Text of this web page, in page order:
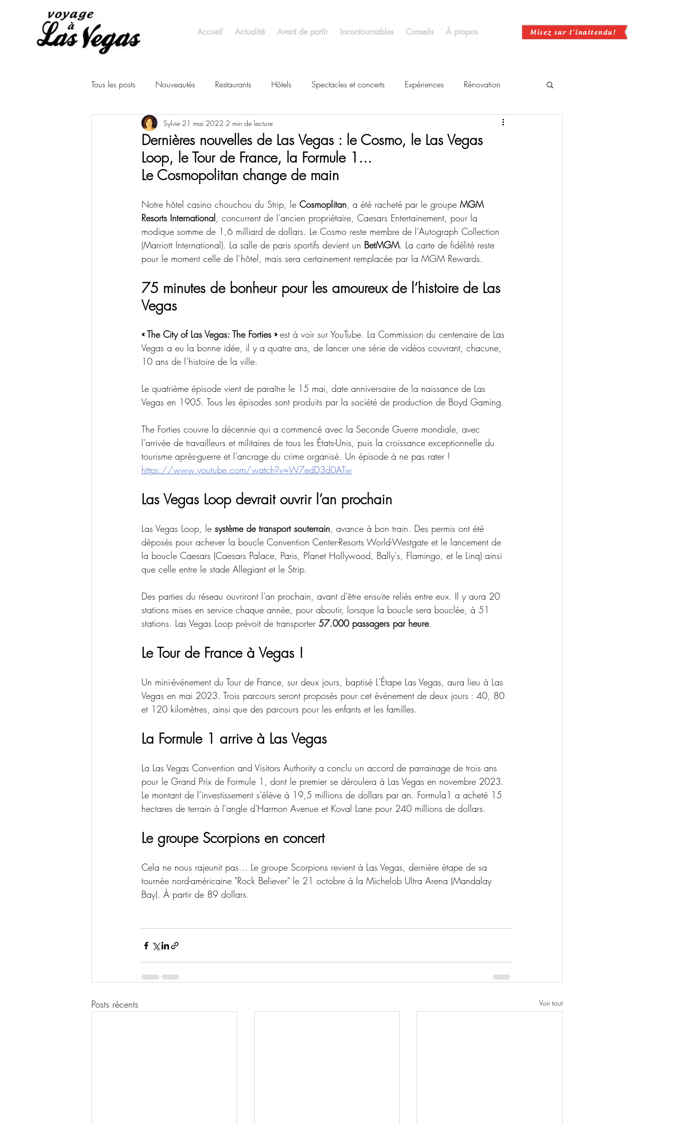
Accueil Actualité Avant de partir Incontournables Conseils À propos
Tous les posts Nouveautés Restaurants Hôtels Spectacles et concerts Expériences Rénovation
Événements
Dernières nouvelles de Las Vegas : le Cosmo, le Las Vegas
Loop, le Tour de France, la Formule 1...
Sylvie 21 mai 2022 2 min de lecture
Le Cosmopolitan change de main
Notre hôtel casino chouchou du Strip, le Cosmoplitan, a été racheté par le groupe MGM
Resorts International, concurrent de l'ancien propriétaire, Caesars Entertainement, pour la
modique somme de 1,6 milliard de dollars. Le Cosmo reste membre de l'Autograph Collection
(Marriott International). La salle de paris sportifs devient un BetMGM. La carte de fidélité reste
pour le moment celle de l’hôtel, mais sera certainement remplacée par la MGM Rewards.
75 minutes de bonheur pour les amoureux de l’histoire de Las
Vegas
« The City of Las Vegas: The Forties » est à voir sur YouTube. La Commission du centenaire de Las
Vegas a eu la bonne idée, il y a quatre ans, de lancer une série de vidéos couvrant, chacune,
10 ans de l’histoire de la ville.
Le quatrième épisode vient de paraître le 15 mai, date anniversaire de la naissance de Las
Vegas en 1905. Tous les épisodes sont produits par la société de production de Boyd Gaming.
The Forties couvre la décennie qui a commencé avec la Seconde Guerre mondiale, avec
l’arrivée de travailleurs et militaires de tous les États-Unis, puis la croissance exceptionnelle du
tourisme après-guerre et l’ancrage du crime organisé. Un épisode à ne pas rater !
https://www.youtube.com/watch?v=W7edD3d0ATw
Las Vegas Loop devrait ouvrir l’an prochain
Las Vegas Loop, le système de transport souterrain, avance à bon train. Des permis ont été
déposés pour achever la boucle Convention Center-Resorts World-Westgate et le lancement de
la boucle Caesars (Caesars Palace, Paris, Planet Hollywood, Bally's, Flamingo, et le Linq) ainsi
que celle entre le stade Allegiant et le Strip.
Des parties du réseau ouvriront l’an prochain, avant d’être ensuite reliés entre eux. Il y aura 20
stations mises en service chaque année, pour aboutir, lorsque la boucle sera bouclée, à 51
stations. Las Vegas Loop prévoit de transporter 57.000 passagers par heure.
Le Tour de France à Vegas !
Un mini-événement du Tour de France, sur deux jours, baptisé L'Étape Las Vegas, aura lieu à Las
Vegas en mai 2023. Trois parcours seront proposés pour cet événement de deux jours : 40, 80
et 120 kilomètres, ainsi que des parcours pour les enfants et les familles.
La Formule 1 arrive à Las Vegas
La Las Vegas Convention and Visitors Authority a conclu un accord de parrainage de trois ans
pour le Grand Prix de Formule 1, dont le premier se déroulera à Las Vegas en novembre 2023.
Le montant de l’investissement s'élève à 19,5 millions de dollars par an. Formula1 a acheté 15
hectares de terrain à l'angle d'Harmon Avenue et Koval Lane pour 240 millions de dollars.
Le groupe Scorpions en concert
Cela ne nous rajeunit pas… Le groupe Scorpions revient à Las Vegas, dernière étape de sa
tournée nord-américaine "Rock Believer" le 21 octobre à la Michelob Ultra Arena (Mandalay
Bay). À partir de 89 dollars.
Posts récents Voir tout